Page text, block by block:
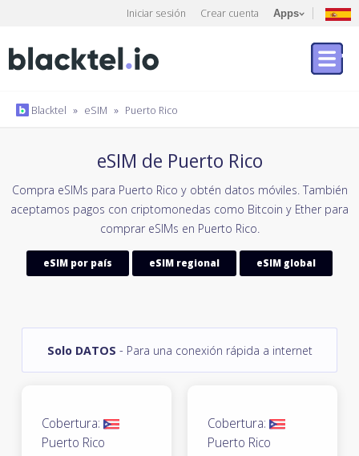
Iniciar sesión Crear cuenta Apps
Blacktel » eSIM » Puerto Rico
eSIM de Puerto Rico
Compra eSIMs para Puerto Rico y obtén datos móviles. También
aceptamos pagos con criptomonedas como Bitcoin y Ether para
comprar eSIMs en Puerto Rico.
eSIM por país eSIM regional eSIM global
Solo DATOS - Para una conexión rápida a internet
Cobertura:
Puerto Rico
Cobertura:
Puerto Rico